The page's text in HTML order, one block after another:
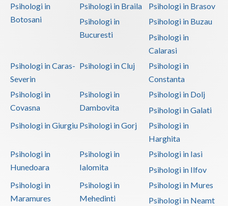
Psihologi in
Botosani
Psihologi in Braila
Psihologi in Brasov
Psihologi in
Bucuresti
Psihologi in Buzau
Psihologi in
Calarasi
Psihologi in Caras-
Severin
Psihologi in Cluj
Psihologi in
Constanta
Psihologi in
Covasna
Psihologi in
Dambovita
Psihologi in Dolj
Psihologi in Galati
Psihologi in Giurgiu Psihologi in Gorj
Psihologi in
Harghita
Psihologi in
Hunedoara
Psihologi in
Ialomita
Psihologi in Iasi
Psihologi in Ilfov
Psihologi in
Maramures
Psihologi in
Mehedinti
Psihologi in Mures
Psihologi in Neamt